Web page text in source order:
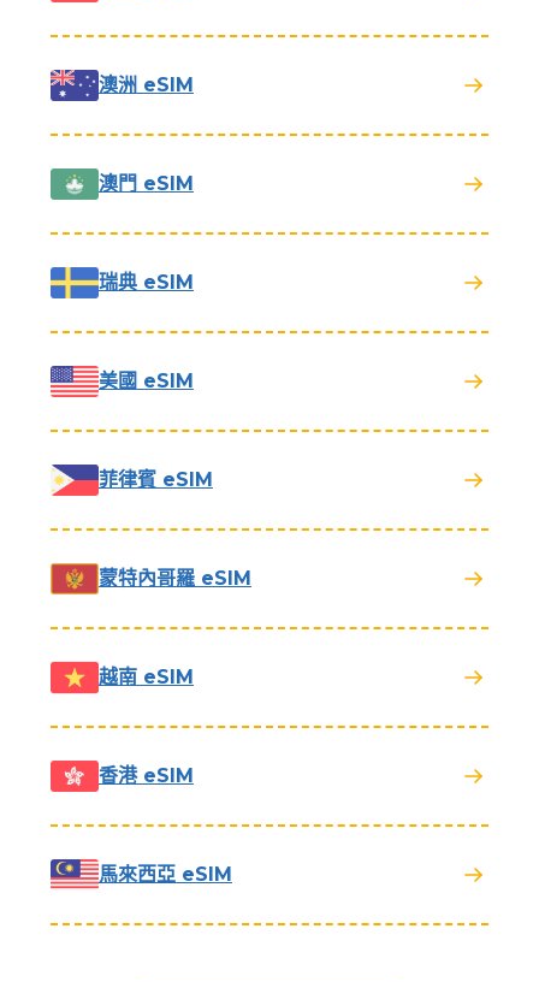
澳洲 eSIM
澳門 eSIM
瑞典 eSIM
美國 eSIM
菲律賓 eSIM
蒙特內哥羅 eSIM
越南 eSIM
香港 eSIM
馬來西亞 eSIM